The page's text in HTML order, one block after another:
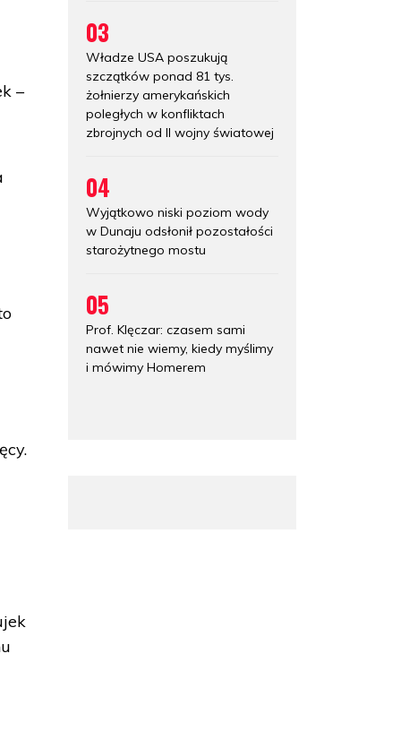
–
03
Władze USA poszukują
szczątków ponad 81 tys.
żołnierzy amerykańskich
poległych w konfliktach
zbrojnych od II wojny światowej
04
Wyjątkowo niski poziom wody
w Dunaju odsłonił pozostałości
starożytnego mostu
05
Prof. Klęczar: czasem sami
nawet nie wiemy, kiedy myślimy
i mówimy Homerem